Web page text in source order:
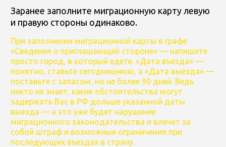
Заранее заполните миграционную карту левую
и правую стороны одинаково.
При заполнении миграционной карты в графе
«Сведения о приглашающей стороне» — напишите
просто город, в который едете. «Дата въезда» —
понятно, ставьте сегодняшнюю, а «Дата выезда» —
поставьте с запасом, но не более 90 дней. Ведь
никто не знает, какие обстоятельства могут
задержать Вас в РФ дольше указанной даты
выезда — а это уже будет нарушение
миграционного законодательства и влечет за
собой штраф и возможные ограничения при
последующих въездах в страну.